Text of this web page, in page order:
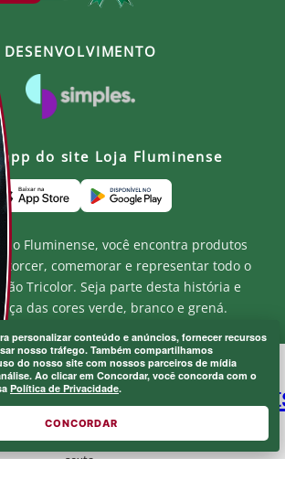
personalizar conteúdo e anúncios, fornecer recursos
nosso tráfego. Também compartilhamos
do nosso site com nossos parceiros de mídia
Ao clicar em Concordar, você concorda com o
Política de Privacidade.
CONCORDAR
do Fluminense, você encontra produtos
torcer, comemorar e representar todo o
Tricolor. Seja parte desta história e
das cores verde, branco e grená.
DESENVOLVIMENTO
do site Loja Fluminense
LTDA - CNPJ.: 52.848.001/0001-94
- Barra da Tijuca - RJ CEP: 22793-170
atendimento@lojaflu.com.br / (21) 98808-
9954
as 12:00h e 14:00h as 17:00h de segunda a
sexta.